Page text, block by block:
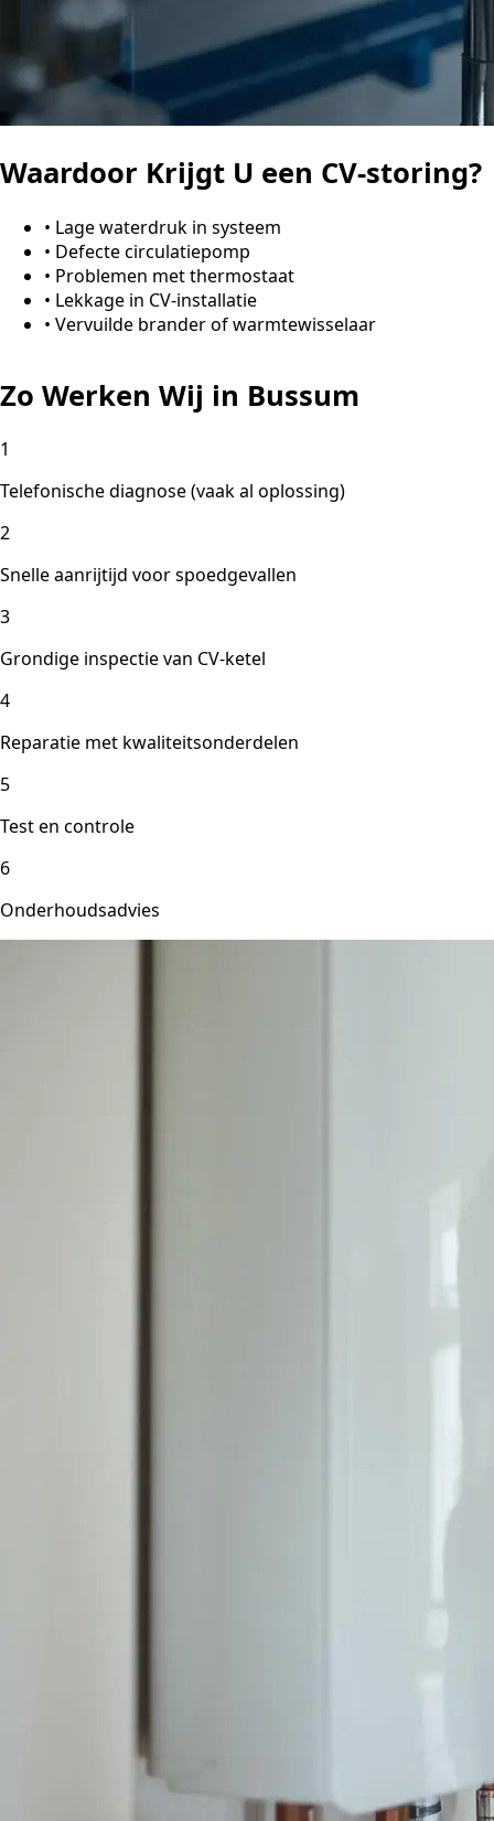
Waardoor Krijgt U een CV-storing?
• Lage waterdruk in systeem
• Defecte circulatiepomp
• Problemen met thermostaat
• Lekkage in CV-installatie
• Vervuilde brander of warmtewisselaar
Zo Werken Wij in Bussum
1
Telefonische diagnose (vaak al oplossing)
2
Snelle aanrijtijd voor spoedgevallen
3
Grondige inspectie van CV-ketel
4
Reparatie met kwaliteitsonderdelen
5
Test en controle
6
Onderhoudsadvies